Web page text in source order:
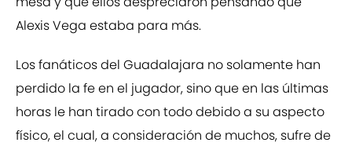
Alexis Vega estaba para más.
Los fanáticos del Guadalajara no solamente han
perdido la fe en el jugador, sino que en las últimas
horas le han tirado con todo debido a su aspecto
físico, el cual, a consideración de muchos, sufre de